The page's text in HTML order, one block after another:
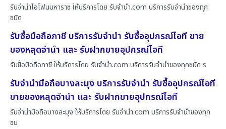
รับจำนำไอโฟนมหาราช ให้บริการโดย รับจํานํา.com บริการรับจำนำของทุก
ชนิด
รับซื้อมือถือภาชี บริการรับจำนำ รับซื้ออุปกรณ์ไอที ขาย
ของหลุดจำนำ และ รับฝากขายอุปกรณ์ไอที
รับซื้อมือถือภาชี ให้บริการโดย รับจํานํา.com บริการรับจำนำของทุกชนิด ร
รับจำนำมือถือบางละมุง บริการรับจำนำ รับซื้ออุปกรณ์ไอที
ขายของหลุดจำนำ และ รับฝากขายอุปกรณ์ไอที
รับจำนำมือถือบางละมุง ให้บริการโดย รับจํานํา.com บริการรับจำนำของทุก
ชน